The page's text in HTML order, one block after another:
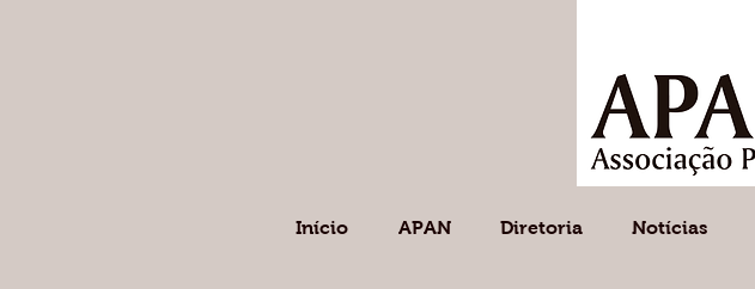
Início APAN Diretoria Notícias